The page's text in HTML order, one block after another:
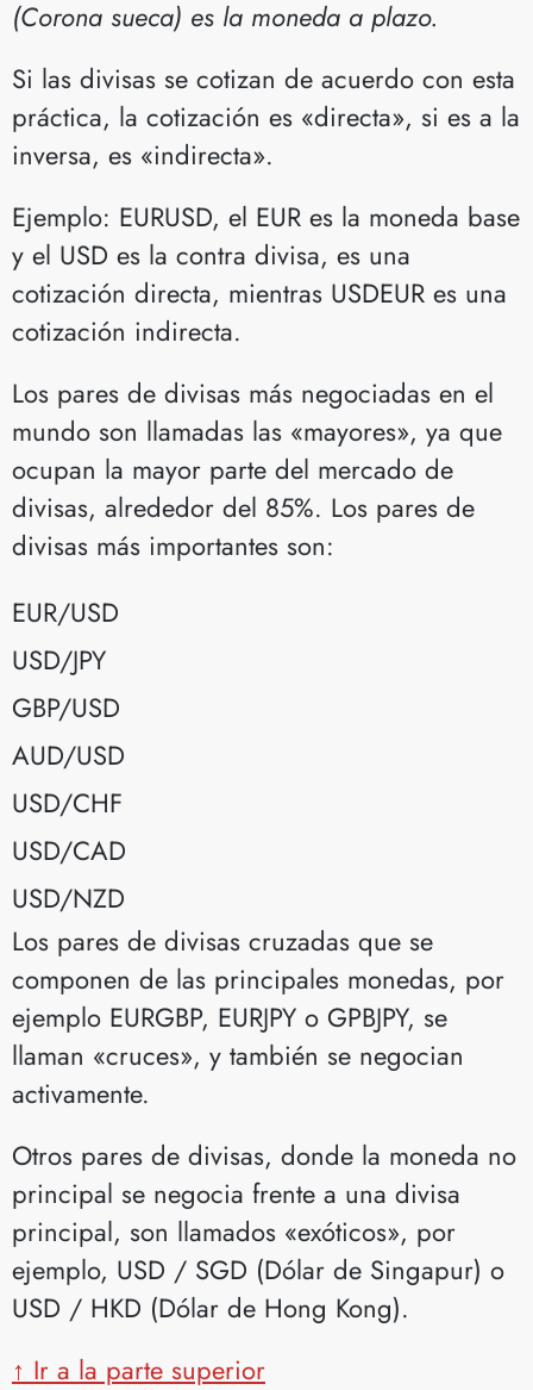
(Corona sueca) es la moneda a plazo.
Si las divisas se cotizan de acuerdo con esta
práctica, la cotización es «directa», si es a la
inversa, es «indirecta».
Ejemplo: EURUSD, el EUR es la moneda base
y el USD es la contra divisa, es una
cotización directa, mientras USDEUR es una
cotización indirecta.
Los pares de divisas más negociadas en el
mundo son llamadas las «mayores», ya que
ocupan la mayor parte del mercado de
divisas, alrededor del 85%. Los pares de
divisas más importantes son:
EUR/USD
USD/JPY
GBP/USD
AUD/USD
USD/CHF
USD/CAD
USD/NZD
Los pares de divisas cruzadas que se
componen de las principales monedas, por
ejemplo EURGBP, EURJPY o GPBJPY, se
llaman «cruces», y también se negocian
activamente.
Otros pares de divisas, donde la moneda no
principal se negocia frente a una divisa
principal, son llamados «exóticos», por
ejemplo, USD / SGD (Dólar de Singapur) o
USD / HKD (Dólar de Hong Kong).
↑ Ir a la parte superior